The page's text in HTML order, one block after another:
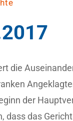
die
der
dass das